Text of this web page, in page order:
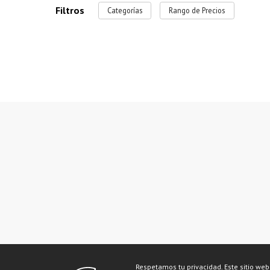
Filtros Categorías Rango de Precios
Respetamos tu privacidad. Este sitio